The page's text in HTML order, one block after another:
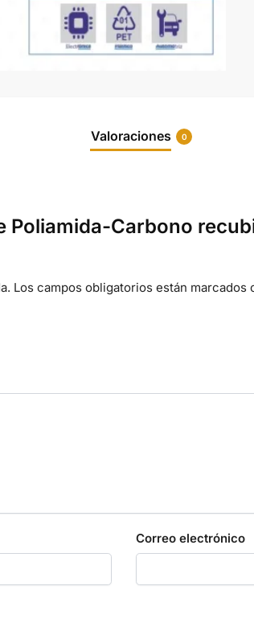
Valoraciones 0
Poliamida-Carbono
Los campos obligatorios están marcados
Correo electrónico